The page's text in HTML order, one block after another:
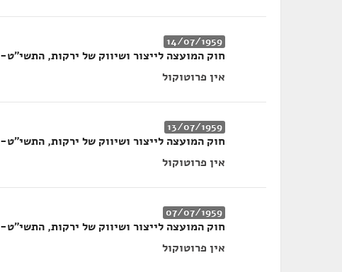
14/07/1959
חוק המועצה לייצור ושיווק של ירקות, התשי"ט-1959
אין פרוטוקול
13/07/1959
חוק המועצה לייצור ושיווק של ירקות, התשי"ט-1959
אין פרוטוקול
07/07/1959
חוק המועצה לייצור ושיווק של ירקות, התשי"ט-1959
אין פרוטוקול